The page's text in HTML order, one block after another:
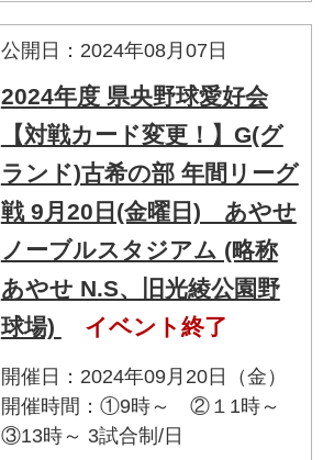
公開日：2024年08月07日
2024年度 県央野球愛好会
【対戦カード変更！】G(グ
ランド)古希の部 年間リーグ
戦 9月20日(金曜日) あやせ
ノーブルスタジアム (略称
あやせ N.S、旧光綾公園野
球場)
イベント終了
開催日：2024年09月20日（金）
開催時間：①9時～ ②１1時～
③13時～ 3試合制/日